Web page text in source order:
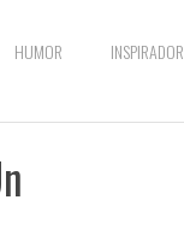
HUMOR INSPIRADOR